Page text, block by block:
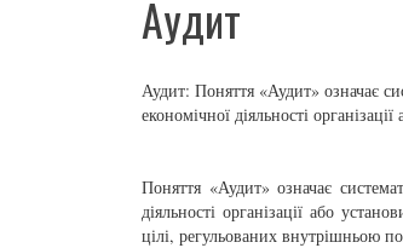
Аудит
Аудит: Поняття «Аудит» означає
економічної діяльності
Поняття «Аудит» означає
діяльності організації або
цілі, регульованих внутрішньою